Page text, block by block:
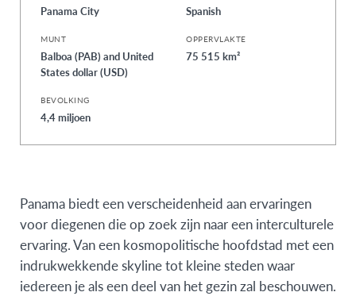
Panama City Spanish
MUNT
Balboa (PAB) and United
States dollar (USD)
OPPERVLAKTE
75 515 km²
BEVOLKING
4,4 miljoen
Panama biedt een verscheidenheid aan ervaringen
voor diegenen die op zoek zijn naar een interculturele
ervaring. Van een kosmopolitische hoofdstad met een
indrukwekkende skyline tot kleine steden waar
iedereen je als een deel van het gezin zal beschouwen.